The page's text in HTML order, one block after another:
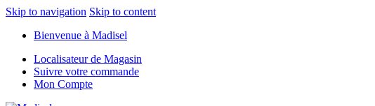
Skip to navigation Skip to content
Bienvenue à Madisel
Localisateur de Magasin
Suivre votre commande
Mon Compte